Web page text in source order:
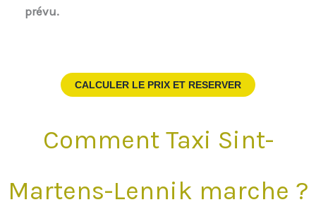
prévu.
CALCULER LE PRIX ET RESERVER
Comment Taxi Sint-
Martens-Lennik marche ?